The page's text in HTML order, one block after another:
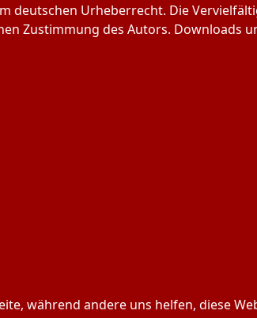
deutschen Urheberrecht. Die
Zustimmung des Autors. Downloads
während andere uns helfen, diese